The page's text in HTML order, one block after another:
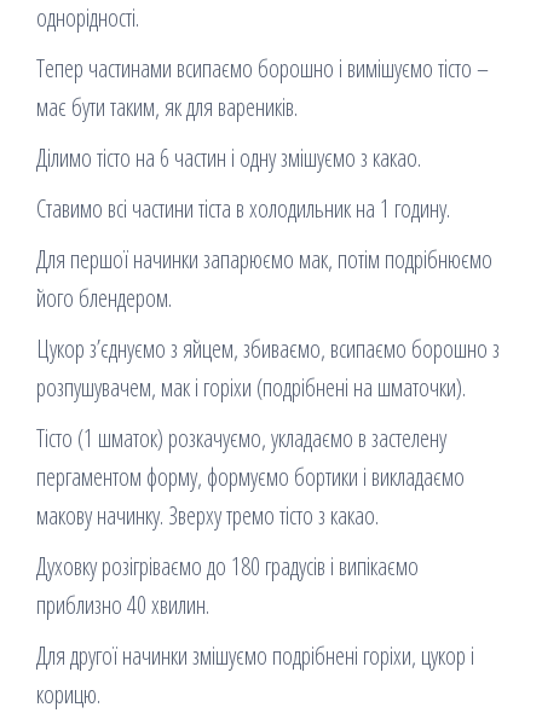
однорідності.
Тепер частинами всипаємо борошно і вимішуємо тісто –
має бути таким, як для вареників.
Ділимо тісто на 6 частин і одну змішуємо з какао.
Ставимо всі частини тіста в холодильник на 1 годину.
Для першої начинки запарюємо мак, потім подрібнюємо
його блендером.
Цукор з’єднуємо з яйцем, збиваємо, всипаємо борошно з
розпушувачем, мак і горіхи (подрібнені на шматочки).
Тісто (1 шматок) розкачуємо, укладаємо в застелену
пергаментом форму, формуємо бортики і викладаємо
макову начинку. Зверху тремо тісто з какао.
Духовку розігріваємо до 180 градусів і випікаємо
приблизно 40 хвилин.
Для другої начинки змішуємо подрібнені горіхи, цукор і
корицю.